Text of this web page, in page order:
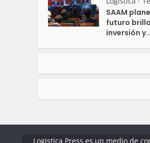
SAAM
futuro
inversión
Logistica Press es un medio de